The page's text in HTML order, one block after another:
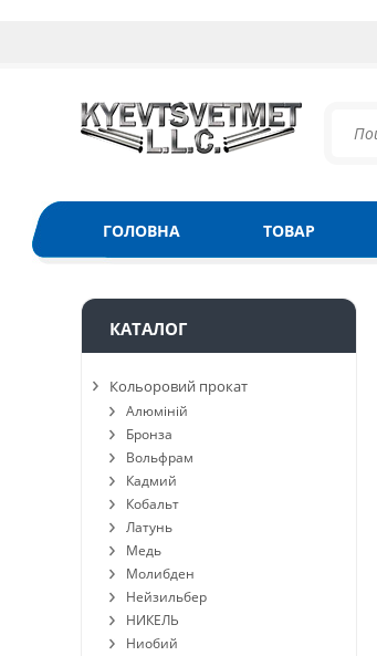
ГОЛОВНА ТОВАР
КАТАЛОГ
Кольоровий прокат
Алюміній
Бронза
Вольфрам
Кадмий
Кобальт
Латунь
Медь
Молибден
Нейзильбер
НИКЕЛЬ
Ниобий